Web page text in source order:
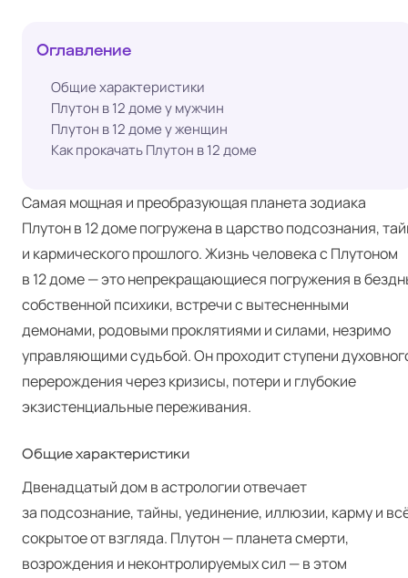
Оглавление
Общие характеристики
Плутон в 12 доме у мужчин
Плутон в 12 доме у женщин
Как прокачать Плутон в 12 доме
Самая мощная и преобразующая планета зодиака
Плутон в 12 доме погружена в царство подсознания,
и кармического прошлого. Жизнь человека с Плутоном
в 12 доме — это непрекращающиеся погружения в
собственной психики, встречи с вытесненными
демонами, родовыми проклятиями и силами, незримо
управляющими судьбой. Он проходит ступени
перерождения через кризисы, потери и глубокие
экзистенциальные переживания.
Общие характеристики
Двенадцатый дом в астрологии отвечает
за подсознание, тайны, уединение, иллюзии, карму и
сокрытое от взгляда. Плутон — планета смерти,
возрождения и неконтролируемых сил — в этом